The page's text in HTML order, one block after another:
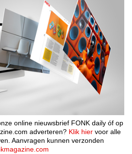
online nieuwsbrief FONK daily óf op
adverteren? Klik hier voor alle
Aanvragen kunnen verzonden